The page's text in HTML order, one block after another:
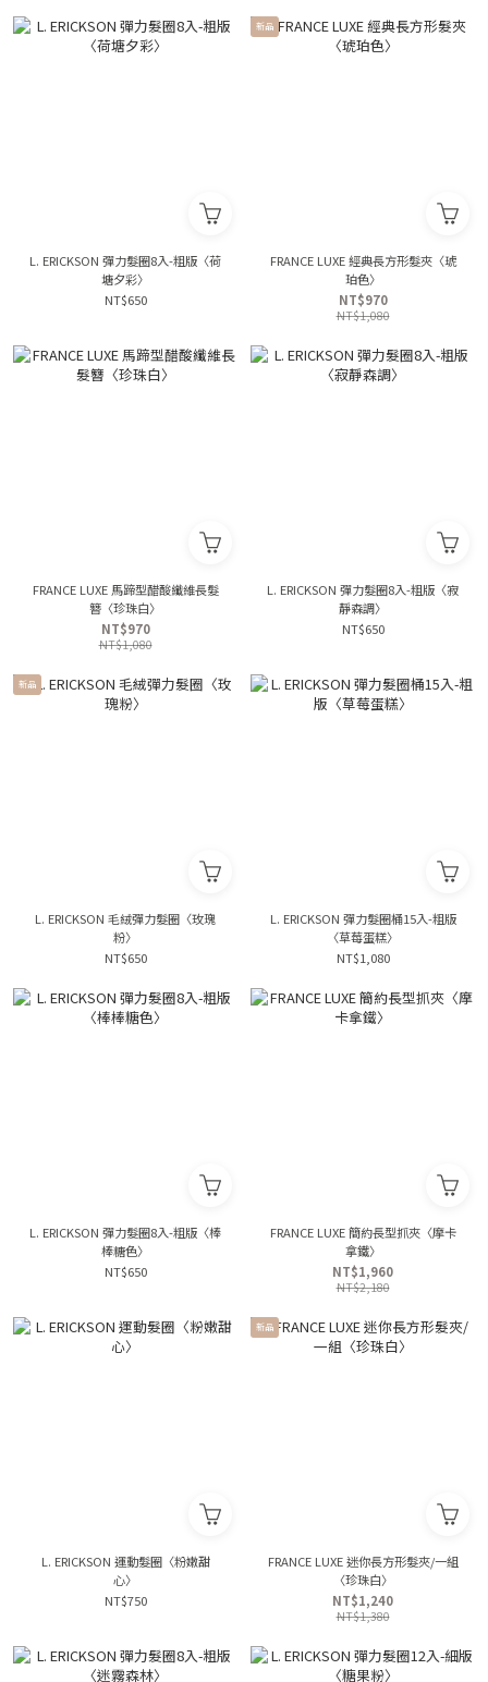
L. ERICKSON 彈力髮圈8入-粗版〈荷
塘夕彩〉
NT$650
新品
FRANCE LUXE 經典長方形髮夾〈琥
珀色〉
NT$970
NT$1,080
FRANCE LUXE 馬蹄型醋酸纖維長髮
簪〈珍珠白〉
NT$970
NT$1,080
L. ERICKSON 彈力髮圈8入-粗版〈寂
靜森調〉
NT$650
新品
L. ERICKSON 毛絨彈力髮圈〈玫瑰
粉〉
NT$650
L. ERICKSON 彈力髮圈桶15入-粗版
〈草莓蛋糕〉
NT$1,080
L. ERICKSON 彈力髮圈8入-粗版〈棒
棒糖色〉
NT$650
FRANCE LUXE 簡約長型抓夾〈摩卡
拿鐵〉
NT$1,960
NT$2,180
L. ERICKSON 運動髮圈〈粉嫩甜
心〉
NT$750
新品
FRANCE LUXE 迷你長方形髮夾/一組
〈珍珠白〉
NT$1,240
NT$1,380